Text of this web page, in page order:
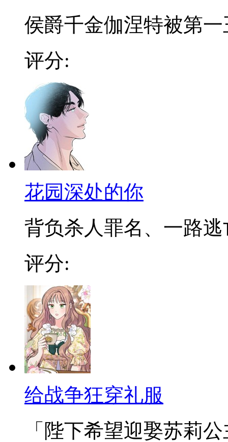
侯爵千金伽涅特被第一
评分:
花园深处的你
背负杀人罪名、一路逃
评分:
给战争狂穿礼服
「陛下希望迎娶苏莉